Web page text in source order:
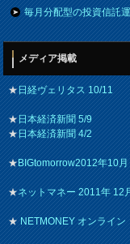
毎月分配型の投資信託
メディア掲載
★日経ヴェリタス 10/11
★日本経済新聞 5/9
★日本経済新聞 4/2
★BIGtomorrow2012年10月
★ネットマネー 2011年 12
★NETMONEY オンライン